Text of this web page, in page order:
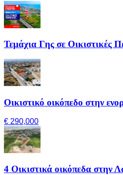
Τεμάχια Γης σε Οικιστικές
Οικιστικό οικόπεδο στην
€ 290,000
4 Οικιστικά οικόπεδα στην